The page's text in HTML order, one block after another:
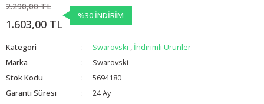
2.290,00 TL
1.603,00 TL
%30 İNDİRİM
Kategori Swarovski , İndirimli Ürünler
Marka
Swarovski
Stok Kodu
5694180
Garanti Süresi
24 Ay